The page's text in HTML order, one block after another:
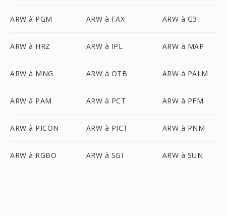
ARW à PGM ARW à FAX ARW à G3
ARW à HRZ ARW à IPL ARW à MAP
ARW à MNG ARW à OTB ARW à PALM
ARW à PAM ARW à PCT ARW à PFM
ARW à PICON ARW à PICT ARW à PNM
ARW à RGBO ARW à SGI ARW à SUN